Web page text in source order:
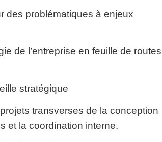
des problématiques à enjeux
de l’entreprise en feuille de routes
stratégique
transverses de la conception
et la coordination interne,